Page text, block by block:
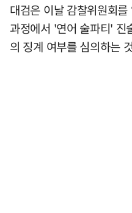
대검은 이날 감찰위원회
과정에서 '연어 술파티' 진
의 징계 여부를 심의하는